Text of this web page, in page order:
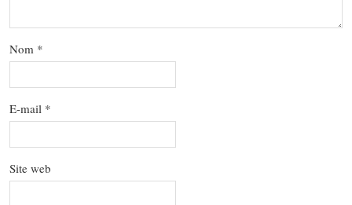
Nom *
E-mail *
Site web